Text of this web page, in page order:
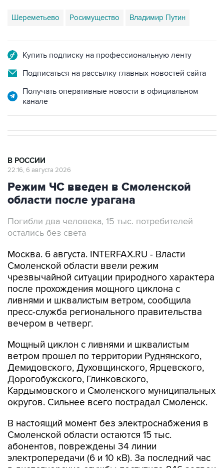
Шереметьево Росимущество Владимир Путин
Купить подписку на профессиональную ленту
Подписаться на рассылку главных новостей сайта
Получать оперативные новости в официальном
канале
В РОССИИ
22:16, 6 августа 2026
Режим ЧС введен в Смоленской
области после урагана
Погибли два человека, 15 тыс. потребителей
остались без света
Москва. 6 августа. INTERFAX.RU - Власти
Смоленской области ввели режим
чрезвычайной ситуации природного характера
после прохождения мощного циклона с
ливнями и шквалистым ветром, сообщила
пресс-служба регионального правительства
вечером в четверг.
Мощный циклон с ливнями и шквалистым
ветром прошел по территории Руднянского,
Демидовского, Духовщинского, Ярцевского,
Дорогобужского, Глинковского,
Кардымовского и Смоленского муниципальных
округов. Сильнее всего пострадал Смоленск.
В настоящий момент без электроснабжения в
Смоленской области остаются 15 тыс.
абонентов, повреждены 34 линии
электропередачи (6 и 10 кВ). За последний час